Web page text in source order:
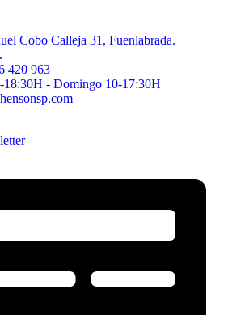
Cobo Calleja 31, Fuenlabrada.
420 963
- Domingo 10-17:30H